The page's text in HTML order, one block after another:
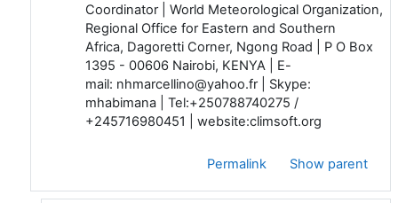
Coordinator | World Meteorological Organization,
Regional Office for Eastern and Southern
Africa, Dagoretti Corner, Ngong Road | P O Box
1395 - 00606 Nairobi, KENYA | E-
mail: nhmarcellino@yahoo.fr | Skype:
mhabimana | Tel:+250788740275 /
+245716980451 | website:climsoft.org
Permalink Show parent